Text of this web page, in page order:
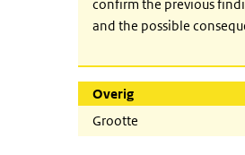
confirm the previous
and the possible
Overig
Grootte